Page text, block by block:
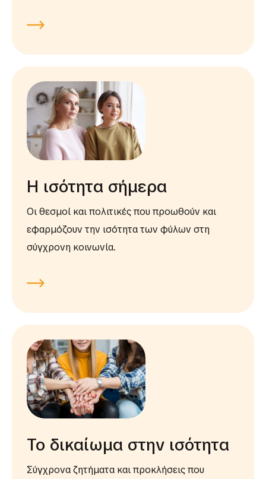
Η ισότητα σήμερα
Οι θεσμοί και πολιτικές που προωθούν και
εφαρμόζουν την ισότητα των φύλων στη
σύγχρονη κοινωνία.
Το δικαίωμα στην ισότητα
Σύγχρονα ζητήματα και προκλήσεις που